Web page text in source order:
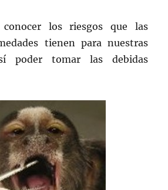
los riesgos que las
tienen para nuestras
poder tomar las debidas